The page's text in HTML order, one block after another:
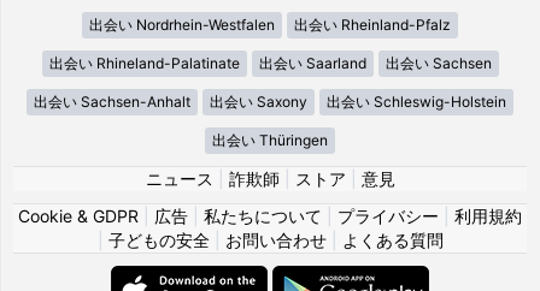
出会い Nordrhein-Westfalen 出会い Rheinland-Pfalz
出会い Rhineland-Palatinate 出会い Saarland 出会い Sachsen
出会い Sachsen-Anhalt 出会い Saxony 出会い Schleswig-Holstein
出会い Thüringen
ニュース 詐欺師 ストア
意見
Cookie & GDPR
広告 私たちについて プライバシー
利用規約
子どもの安全| お問い合わせ| よくある質問